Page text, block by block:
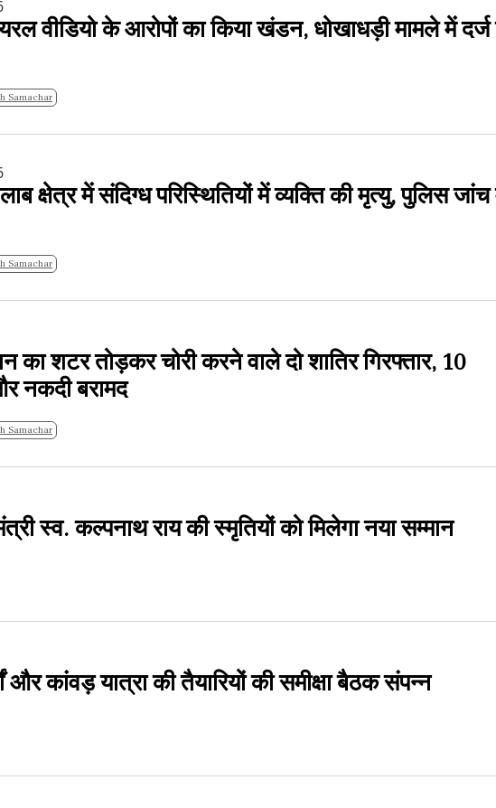
वीडियो के आरोपों का किया खंडन, धोखाधड़ी मामले में दर्ज
Apradh Samachar
क्षेत्र में संदिग्ध परिस्थितियों में व्यक्ति की मृत्यु, पुलिस
Apradh Samachar
का शटर तोड़कर चोरी करने वाले दो शातिर गिरफ्तार, 10
नकदी बरामद
Apradh Samachar
स्व. कल्पनाथ राय की स्मृतियों को मिलेगा नया सम्मान
और कांवड़ यात्रा की तैयारियों की समीक्षा बैठक संपन्न